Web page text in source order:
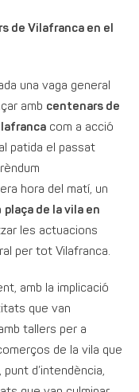
de Vilafranca en el
una vaga general
amb centenars de
com a acció
patida el passat
hora del matí, un
plaça de la vila en
les actuacions
per tot Vilafranca.
amb la implicació
que van
tallers per a
de la vila que
d’intendència,